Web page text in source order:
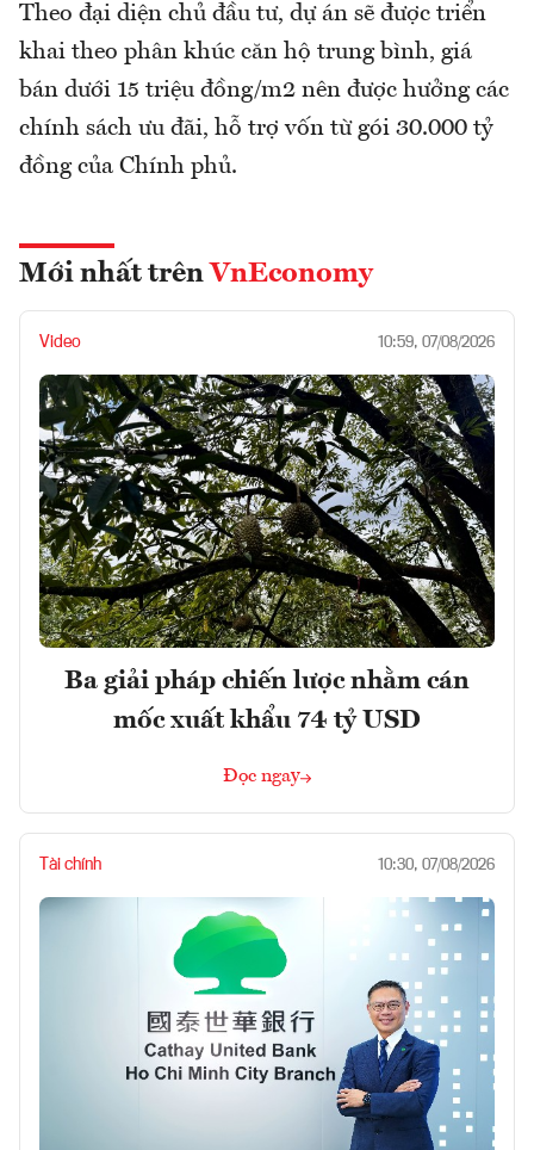
Theo đại diện chủ đầu tư, dự án sẽ được triển
khai theo phân khúc căn hộ trung bình, giá
bán dưới 15 triệu đồng/m2 nên được hưởng các
chính sách ưu đãi, hỗ trợ vốn từ gói 30.000 tỷ
đồng của Chính phủ.
Mới nhất trên VnEconomy
Video 10:59, 07/08/2026
Ba giải pháp chiến lược nhằm cán
mốc xuất khẩu 74 tỷ USD
Đọc ngay
Tài chính 10:30, 07/08/2026